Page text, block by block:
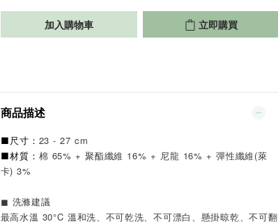
加入購物車 立即購買
商品描述
■尺寸： 23 - 27 cm
■材質： 棉 65% + 聚酯纖維 16% + 尼龍 16% + 彈性纖維(萊
卡) 3%
◼︎ 洗滌建議
最高水溫 30°C 溫和洗、不可乾洗、不可漂白、懸掛晾乾、不可翻